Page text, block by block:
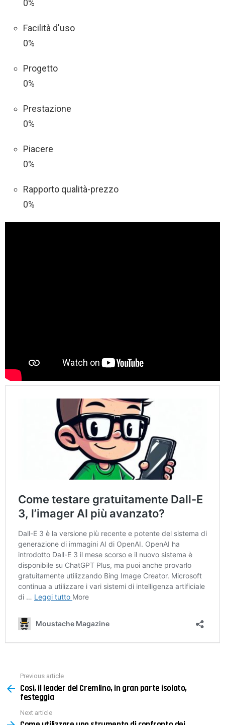
0%
Facilità d'uso
0%
Progetto
0%
Prestazione
0%
Piacere
0%
Rapporto qualità-prezzo
0%
more
Previous article
Così, il leader del Cremlino, in gran parte isolato,
festeggia
Next article